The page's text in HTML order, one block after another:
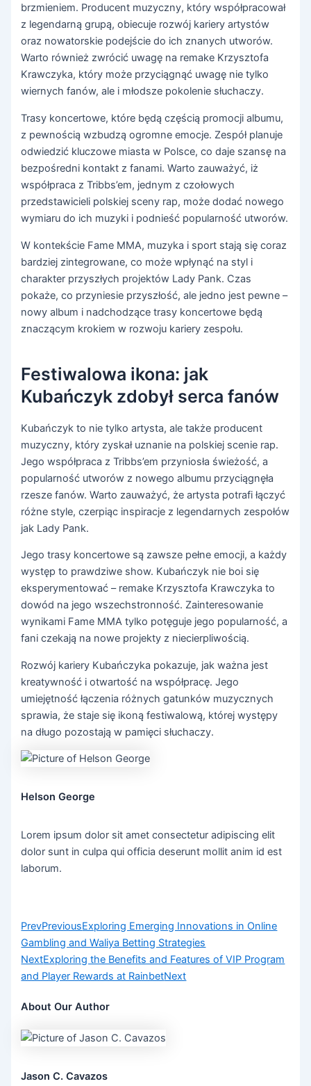
brzmieniem. Producent muzyczny, który współpracował
z legendarną grupą, obiecuje rozwój kariery artystów
oraz nowatorskie podejście do ich znanych utworów.
Warto również zwrócić uwagę na remake Krzysztofa
Krawczyka, który może przyciągnąć uwagę nie tylko
wiernych fanów, ale i młodsze pokolenie słuchaczy.
Trasy koncertowe, które będą częścią promocji albumu,
z pewnością wzbudzą ogromne emocje. Zespół planuje
odwiedzić kluczowe miasta w Polsce, co daje szansę na
bezpośredni kontakt z fanami. Warto zauważyć, iż
współpraca z Tribbs’em, jednym z czołowych
przedstawicieli polskiej sceny rap, może dodać nowego
wymiaru do ich muzyki i podnieść popularność utworów.
W kontekście Fame MMA, muzyka i sport stają się coraz
bardziej zintegrowane, co może wpłynąć na styl i
charakter przyszłych projektów Lady Pank. Czas
pokaże, co przyniesie przyszłość, ale jedno jest pewne –
nowy album i nadchodzące trasy koncertowe będą
znaczącym krokiem w rozwoju kariery zespołu.
Festiwalowa ikona: jak
Kubańczyk zdobył serca fanów
Kubańczyk to nie tylko artysta, ale także producent
muzyczny, który zyskał uznanie na polskiej scenie rap.
Jego współpraca z Tribbs’em przyniosła świeżość, a
popularność utworów z nowego albumu przyciągnęła
rzesze fanów. Warto zauważyć, że artysta potrafi łączyć
różne style, czerpiąc inspiracje z legendarnych zespołów
jak Lady Pank.
Jego trasy koncertowe są zawsze pełne emocji, a każdy
występ to prawdziwe show. Kubańczyk nie boi się
eksperymentować – remake Krzysztofa Krawczyka to
dowód na jego wszechstronność. Zainteresowanie
wynikami Fame MMA tylko potęguje jego popularność, a
fani czekają na nowe projekty z niecierpliwością.
Rozwój kariery Kubańczyka pokazuje, jak ważna jest
kreatywność i otwartość na współpracę. Jego
umiejętność łączenia różnych gatunków muzycznych
sprawia, że staje się ikoną festiwalową, której występy
na długo pozostają w pamięci słuchaczy.
Helson George
Lorem ipsum dolor sit amet consectetur adipiscing elit
dolor sunt in culpa qui officia deserunt mollit anim id est
laborum.
PrevPreviousExploring Emerging Innovations in Online
Gambling and Waliya Betting Strategies
NextExploring the Benefits and Features of VIP Program
and Player Rewards at RainbetNext
About Our Author
Jason C. Cavazos